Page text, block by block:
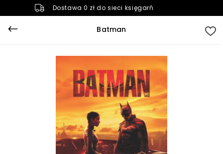
Dostawa 0 zł do sieci księgarń
Batman